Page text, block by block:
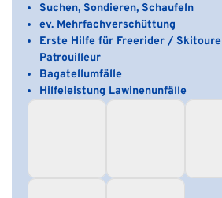
Suchen, Sondieren, Schaufeln
ev. Mehrfachverschüttung
Erste Hilfe für Freerider /
Patrouilleur
Bagatellumfälle
Hilfeleistung Lawinenunfälle